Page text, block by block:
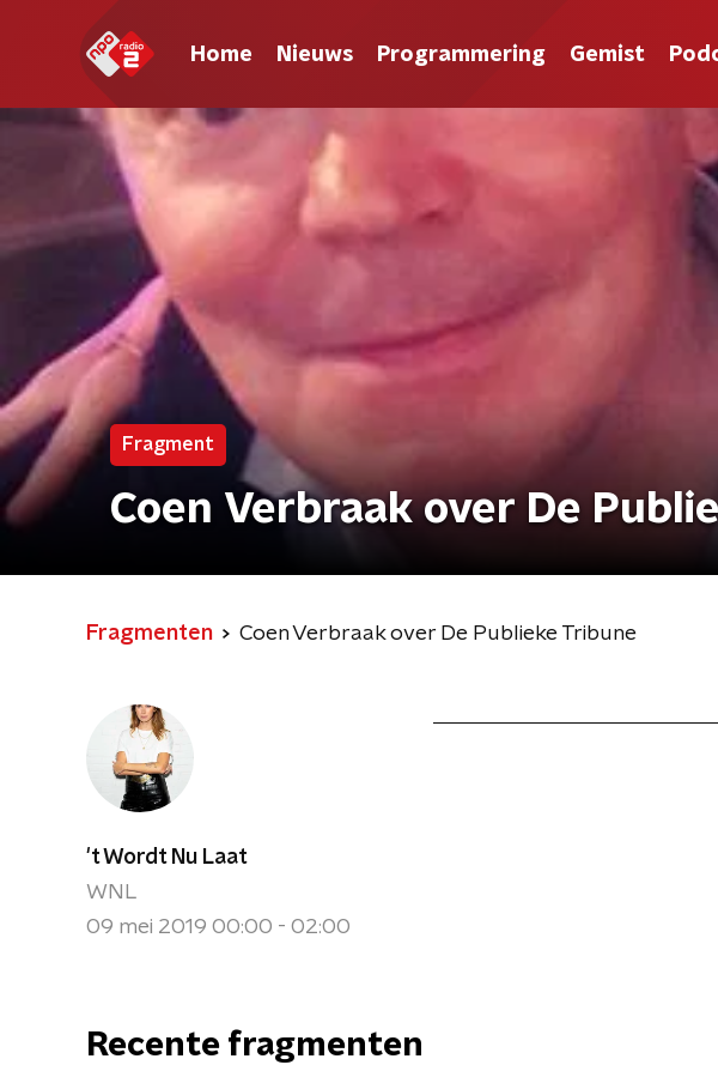
Home Nieuws Programmering Gemist
Fragment
Coen Verbraak over De
Fragmenten Coen Verbraak over De Publieke Tribune
't Wordt Nu Laat
WNL
09 mei 2019 00:00 - 02:00
Recente fragmenten